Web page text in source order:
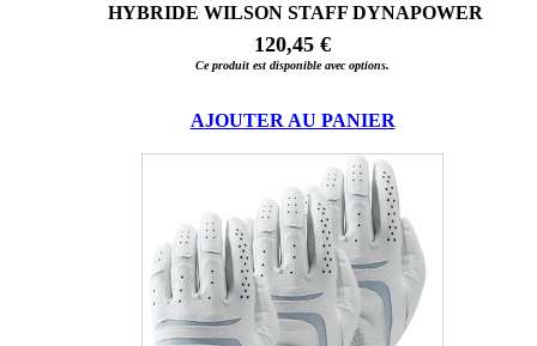
HYBRIDE WILSON STAFF DYNAPOWER
120,45 €
Ce produit est disponible avec options.
AJOUTER AU PANIER